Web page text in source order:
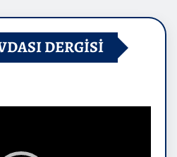
DERGİSİ